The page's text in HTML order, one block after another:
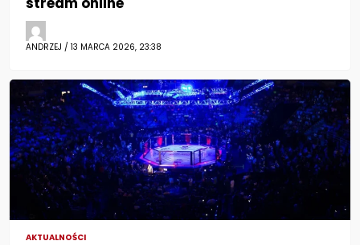
ANDRZEJ / 13 MARCA 2026, 23:38
AKTUALNOŚCI